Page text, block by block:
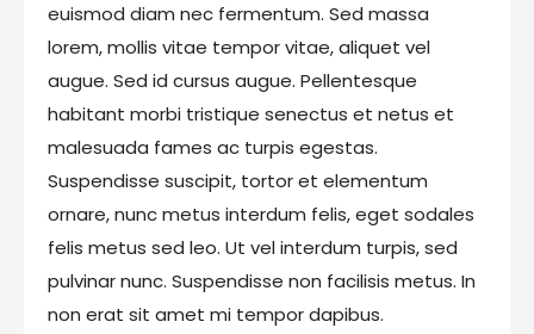
euismod diam nec fermentum. Sed massa
lorem, mollis vitae tempor vitae, aliquet vel
augue. Sed id cursus augue. Pellentesque
habitant morbi tristique senectus et netus et
malesuada fames ac turpis egestas.
Suspendisse suscipit, tortor et elementum
ornare, nunc metus interdum felis, eget sodales
felis metus sed leo. Ut vel interdum turpis, sed
pulvinar nunc. Suspendisse non facilisis metus. In
non erat sit amet mi tempor dapibus.